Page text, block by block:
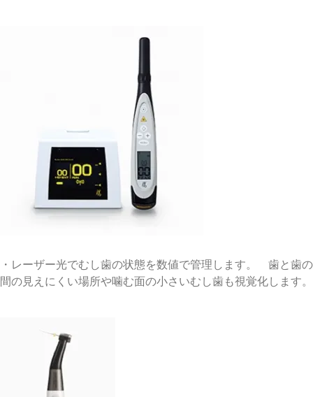
・レーザー光でむし歯の状態を数値で管理します。 歯と歯の
間の見えにくい場所や噛む面の小さいむし歯も視覚化します。